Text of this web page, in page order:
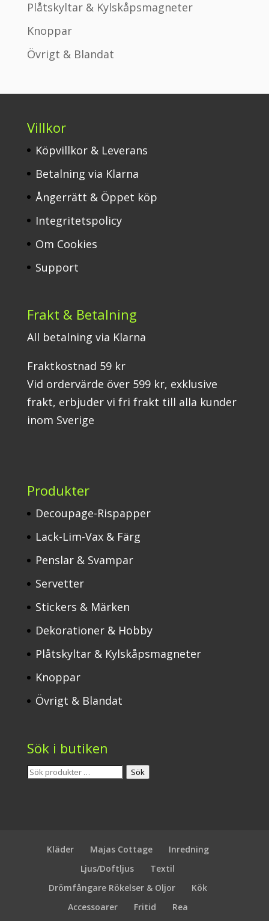
Plåtskyltar & Kylskåpsmagneter
Knoppar
Övrigt & Blandat
Villkor
Köpvillkor & Leverans
Betalning via Klarna
Ångerrätt & Öppet köp
Integritetspolicy
Om Cookies
Support
Frakt & Betalning
All betalning via Klarna
Fraktkostnad 59 kr
Vid ordervärde över 599 kr, exklusive
frakt, erbjuder vi fri frakt till alla kunder
inom Sverige
Produkter
Decoupage-Rispapper
Lack-Lim-Vax & Färg
Penslar & Svampar
Servetter
Stickers & Märken
Dekorationer & Hobby
Plåtskyltar & Kylskåpsmagneter
Knoppar
Övrigt & Blandat
Sök i butiken
Sök
Sök
Kläder Majas Cottage
Inredning
Ljus/Doftljus
Textil
Drömfångare Rökelser & Oljor
Kök
Accessoarer
Fritid Rea